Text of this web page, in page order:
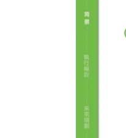
不過經濟
方向，相
源政策白
元電廠發